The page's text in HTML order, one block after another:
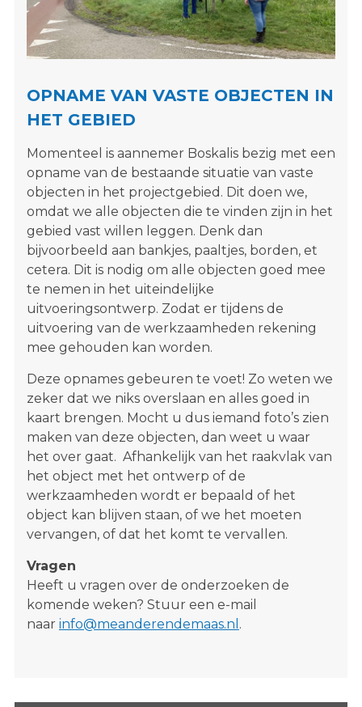
OPNAME VAN VASTE OBJECTEN IN
HET GEBIED
Momenteel is aannemer Boskalis bezig met een
opname van de bestaande situatie van vaste
objecten in het projectgebied. Dit doen we,
omdat we alle objecten die te vinden zijn in het
gebied vast willen leggen. Denk dan
bijvoorbeeld aan bankjes, paaltjes, borden, et
cetera. Dit is nodig om alle objecten goed mee
te nemen in het uiteindelijke
uitvoeringsontwerp. Zodat er tijdens de
uitvoering van de werkzaamheden rekening
mee gehouden kan worden.
Deze opnames gebeuren te voet! Zo weten we
zeker dat we niks overslaan en alles goed in
kaart brengen. Mocht u dus iemand foto’s zien
maken van deze objecten, dan weet u waar
het over gaat. Afhankelijk van het raakvlak van
het object met het ontwerp of de
werkzaamheden wordt er bepaald of het
object kan blijven staan, of we het moeten
vervangen, of dat het komt te vervallen.
Vragen
Heeft u vragen over de onderzoeken de
komende weken? Stuur een e-mail
naar info@meanderendemaas.nl .